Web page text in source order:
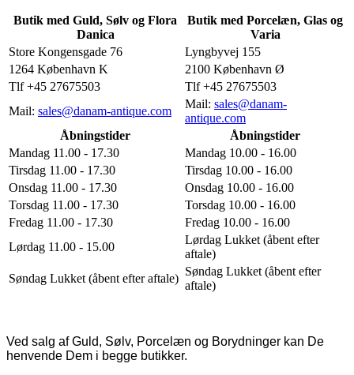
Butik med Guld, Sølv og Flora
Danica
Butik med Porcelæn, Glas og
Varia
Store Kongensgade 76
Lyngbyvej 155
1264 København K
2100 København Ø
Tlf +45 27675503
Tlf +45 27675503
Mail: sales@danam-antique.com
Mail: sales@danam-
antique.com
Åbningstider
Åbningstider
Mandag 11.00 - 17.30
Mandag 10.00 - 16.00
Tirsdag 11.00 - 17.30
Tirsdag 10.00 - 16.00
Onsdag 11.00 - 17.30
Onsdag 10.00 - 16.00
Torsdag 11.00 - 17.30
Torsdag 10.00 - 16.00
Fredag 11.00 - 17.30
Fredag 10.00 - 16.00
Lørdag 11.00 - 15.00
Lørdag Lukket (åbent efter
aftale)
Søndag Lukket (åbent efter aftale)
Søndag Lukket (åbent efter
aftale)
Ved salg af Guld, Sølv, Porcelæn og Borydninger kan De
henvende Dem i begge butikker.